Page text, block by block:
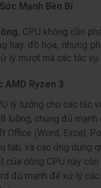
Mạnh Bền Bỉ
, CPU không cần
hay đồ họa, nhưng
lý mượt mà các tác vụ
AMD Ryzen 3
lý tưởng cho các tác
luồng, chúng đủ
Office (Word, Excel,
tab, và các ứng dụng
của dòng CPU này
đủ mạnh để xử lý